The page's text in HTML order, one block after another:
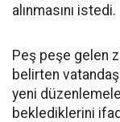
alınmasını istedi.
Peş peşe gelen
belirten
yeni
beklediklerini